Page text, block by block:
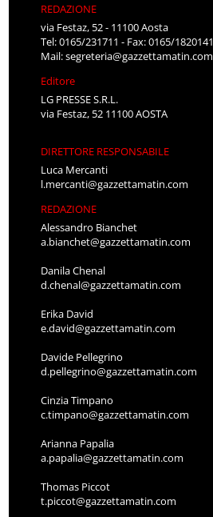
REDAZIONE
via Festaz, 52 - 11100 Aosta
Tel: 0165/231711 - Fax: 0165/1820141
Mail:segreteria@gazzettamatin.com
Editore
LG PRESSE S.R.L.
via Festaz, 52 11100 AOSTA
DIRETTORE RESPONSABILE
Luca Mercanti
l.mercanti@gazzettamatin.com
REDAZIONE
Alessandro Bianchet
a.bianchet@gazzettamatin.com
Danila Chenal
d.chenal@gazzettamatin.com
Erika David
e.david@gazzettamatin.com
Davide Pellegrino
d.pellegrino@gazzettamatin.com
Cinzia Timpano
c.timpano@gazzettamatin.com
Arianna Papalia
a.papalia@gazzettamatin.com
Thomas Piccot
t.piccot@gazzettamatin.com